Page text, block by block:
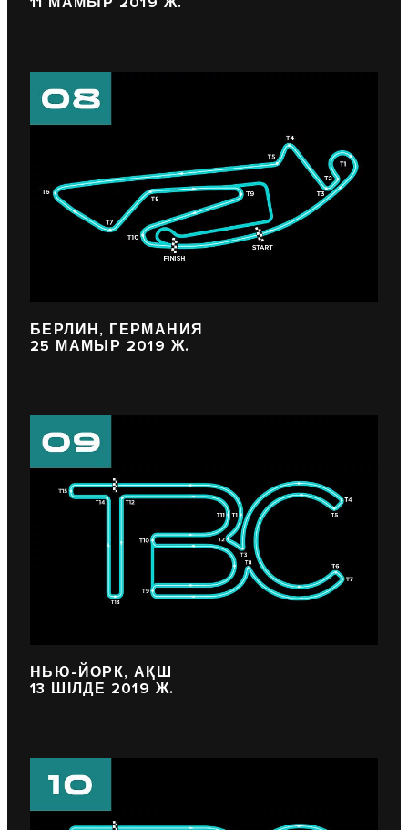
БЕРЛИН, ГЕРМАНИЯ
25 МАМЫР 2019 Ж.
НЬЮ-ЙОРК, АҚШ
13 ШІЛДЕ 2019 Ж.